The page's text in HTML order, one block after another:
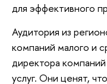
для эффективного
Аудитория из
компаний малого и
директора
услуг. Они ценят,